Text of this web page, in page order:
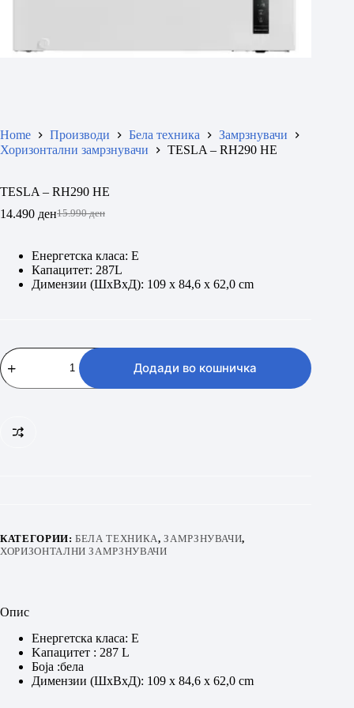
Home Производи Бела техника
Замрзнувачи
Хоризонтални замрзнувачи
TESLA – RH290 HE
TESLA – RH290 HE
15.990ден
Original
15.990 ден.
14.490 денCurrent
14.490 ден.
Енергетска класа: E
Капацитет: 287L
Димензии (ШхВxД): 109 x 84,6 x 62,0 cm
TESLA
–
RH290
Додади во кошничка
КАТЕГОРИИ:БЕЛА ТЕХНИКА,ЗАМРЗНУВАЧИ,
ХОРИЗОНТАЛНИ ЗАМРЗНУВАЧИ
Опис
Енергетска класа: E
Kапацитет : 287 L
Боја :бела
Димензии (ШхВxД): 109 x 84,6 x 62,0 cm